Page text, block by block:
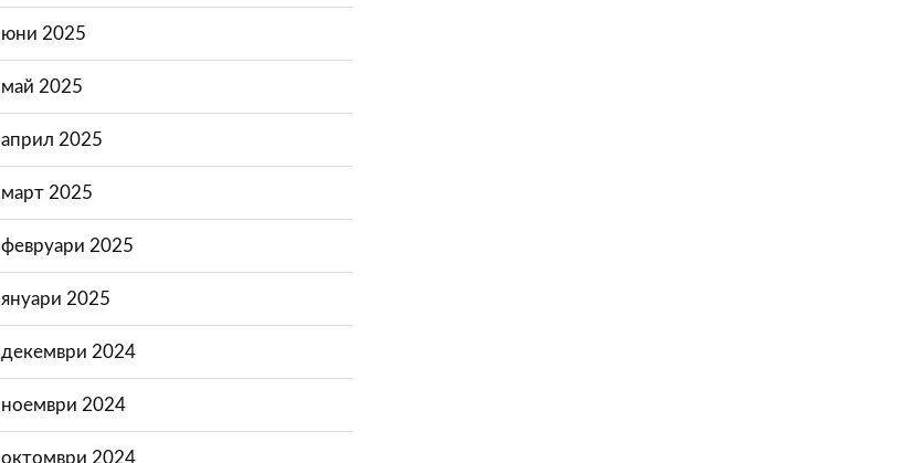
юни 2025
май 2025
април 2025
март 2025
февруари 2025
януари 2025
декември 2024
ноември 2024
октомври 2024